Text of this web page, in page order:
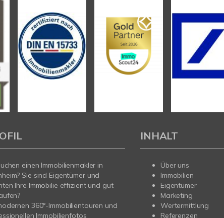
einen Immobilienmakler in
Sie sind Eigentümer und
Ihre Immobilie effizient und gut
360°-Immobilientouren und
Immobilienfotos
INHALT
Über uns
Immobilien
Eigentümer
Marketing
Wertermittlung
Referenzen